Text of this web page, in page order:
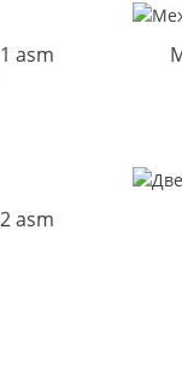
asm
asm